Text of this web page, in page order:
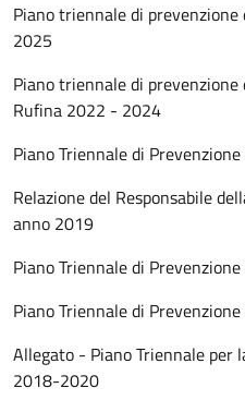
Piano triennale di
2025
Piano triennale di
Rufina 2022 - 2024
Piano Triennale di
Relazione del Responsabile
anno 2019
Piano Triennale di
Piano Triennale di
Allegato - Piano Triennale per
2018-2020